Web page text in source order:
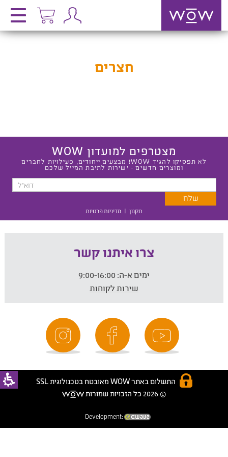
חצרים
מצטרפים למועדון WOW
לא תפסיקו להגיד WOW! מבצעים ייחודים, פעילויות לחברים
ומוצרים חדשים - ישירות לתיבת המייל שלכם
תקנון | מדיניות פרטיות
צרו איתנו קשר
ימים א-ה:
שירות לקוחות
התשלום באתר WOW מאובטח בטכנולוגית SSL
© 2026 כל הזכויות שמורות
Development: